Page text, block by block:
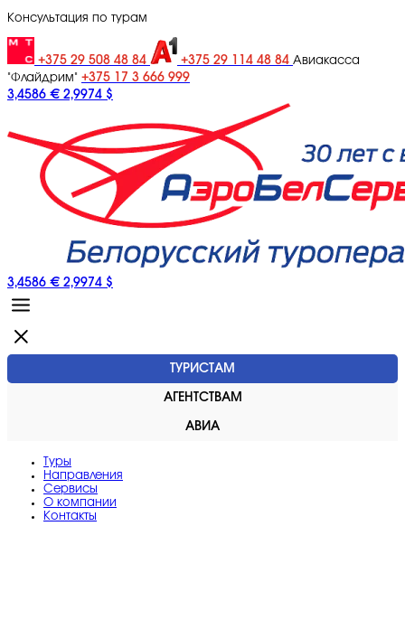
Консультация по турам
+375 29 508 48 84 +375 29 114 48 84 Авиакасса
"Флайдрим" +375 17 3 666 999
3,4586 € 2,9974 $
3,4586 € 2,9974 $
ТУРИСТАМ
АГЕНТСТВАМ
АВИА
Туры
Направления
Сервисы
O компании
Контакты